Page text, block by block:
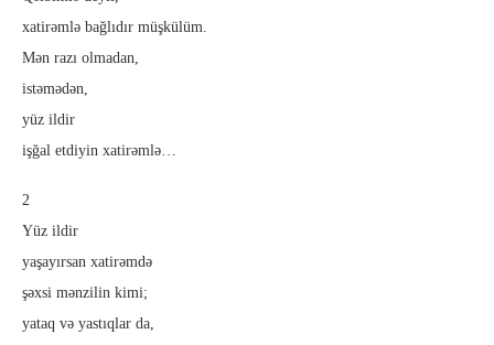
xatirəmlə bağlıdır müşkülüm.
Mən razı olmadan,
istəmədən,
yüz ildir
işğal etdiyin xatirəmlə…
2
Yüz ildir
yaşayırsan xatirəmdə
şəxsi mənzilin kimi;
yataq və yastıqlar da,